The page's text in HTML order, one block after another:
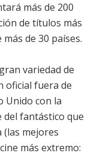
más de 200
de títulos más
de 30 países.
variedad de
oficial fuera de
Unido con la
del fantástico que
(las mejores
más extremo: